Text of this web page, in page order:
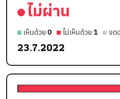
ไม่ผ่าน
เห็นด้วย 0 ไม่เห็นด้วย 1 งด
23.7.2022